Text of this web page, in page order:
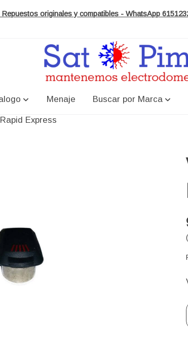
originales y compatibles - WhatsApp
Menaje Buscar por Marca
Express